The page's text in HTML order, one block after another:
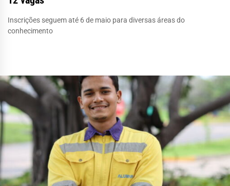
Inscrições seguem até 6 de maio para diversas áreas do
conhecimento